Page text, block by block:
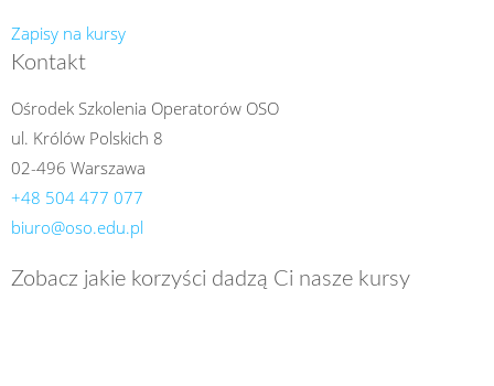
Zapisy na kursy
Kontakt
Ośrodek Szkolenia Operatorów OSO
ul. Królów Polskich 8
02-496 Warszawa
+48 504 477 077
biuro@oso.edu.pl
Zobacz jakie korzyści dadzą Ci nasze kursy